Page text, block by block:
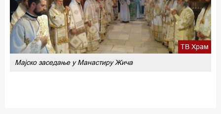
ТВ Храм
Мајско заседање у Манастиру Жича